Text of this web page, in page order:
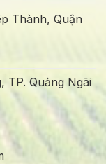
Thành, Quận
TP. Quảng Ngãi